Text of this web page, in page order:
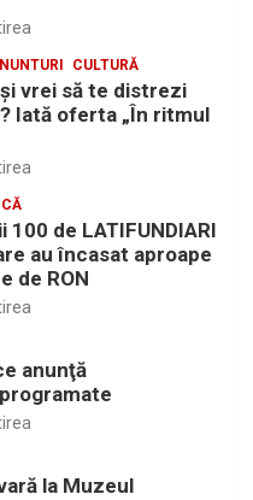
CULTURĂ
vrei să te distrezi
Iată oferta „În ritmul
100 de LATIFUNDIARI
au încasat aproape
de RON
anunţă
programate
la Muzeul